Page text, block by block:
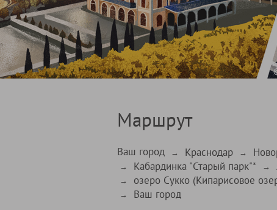
Маршрут
Ваш город → Краснодар →
→ Кабардинка "Старый парк"* →
→ озеро Сукко (Кипарисовое
→ Ваш город